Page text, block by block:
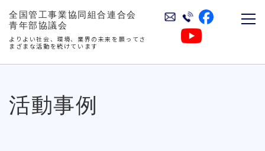
全国管工事業協同組合連合会
青年部協議会
よりよい社会、環境、業界の未来を願ってさ
まざまな活動を続けています
活動事例